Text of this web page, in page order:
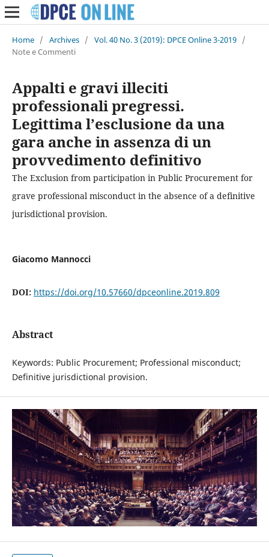
Home / Archives / Vol. 40 No. 3 (2019): DPCE Online 3-2019 /
Note e Commenti
Appalti e gravi illeciti
professionali pregressi.
Legittima l’esclusione da una
gara anche in assenza di un
provvedimento definitivo
The Exclusion from participation in Public Procurement for
grave professional misconduct in the absence of a definitive
jurisdictional provision.
Giacomo Mannocci
DOI: https://doi.org/10.57660/dpceonline.2019.809
Abstract
Keywords: Public Procurement; Professional misconduct;
Definitive jurisdictional provision.